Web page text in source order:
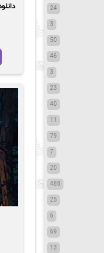
24
3
50
46
3
23
40
11
79
7
20
488
25
6
69
13